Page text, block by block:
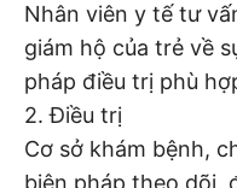
Nhân viên y tế tư
giám hộ của trẻ về
pháp điều trị phù
2. Điều trị
Cơ sở khám bệnh,